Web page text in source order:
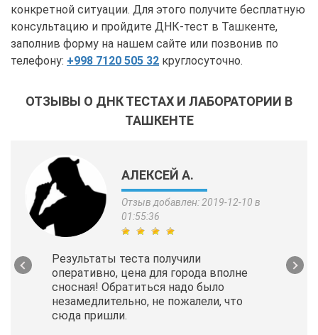
конкретной ситуации. Для этого получите бесплатную
консультацию и пройдите ДНК-тест в Ташкенте,
заполнив форму на нашем сайте или позвонив по
телефону: +998 7120 505 32 круглосуточно.
ОТЗЫВЫ О ДНК ТЕСТАХ И ЛАБОРАТОРИИ В
ТАШКЕНТЕ
АЛЕКСЕЙ А.
Отзыв добавлен: 2019-12-10 в
01:55:36
Результаты теста получили
оперативно, цена для города вполне
сносная! Обратиться надо было
незамедлительно, не пожалели, что
сюда пришли.